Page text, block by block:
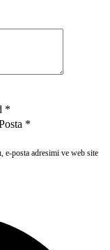
*
*
e-posta adresimi ve web site